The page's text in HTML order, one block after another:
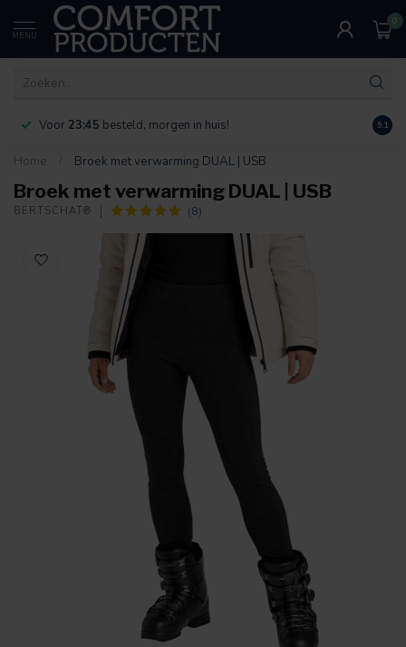
MENU
0
Voor 23:45 besteld, morgen in huis! 9.1
Home Broek met verwarming DUAL | USB
Broek met verwarming DUAL | USB
BERTSCHAT® (8)